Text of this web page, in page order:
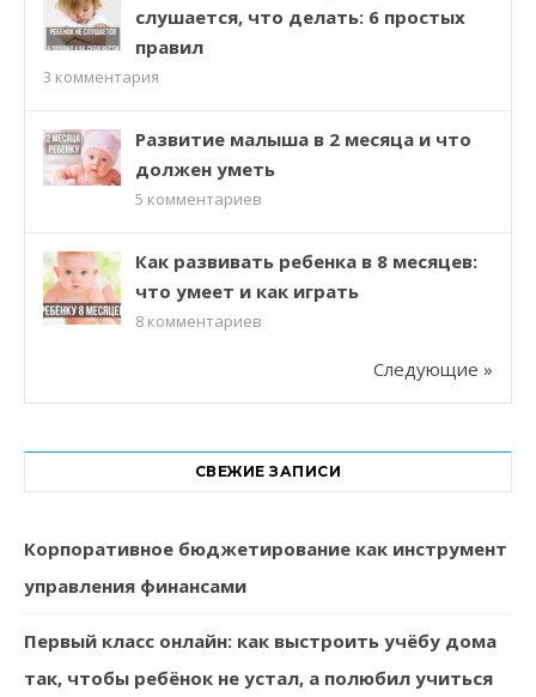
слушается, что делать: 6 простых
правил
3 комментария
Развитие малыша в 2 месяца и что
должен уметь
5 комментариев
Как развивать ребенка в 8 месяцев:
что умеет и как играть
8 комментариев
Следующие »
СВЕЖИЕ ЗАПИСИ
Корпоративное бюджетирование как инструмент
управления финансами
Первый класс онлайн: как выстроить учёбу дома
так, чтобы ребёнок не устал, а полюбил учиться